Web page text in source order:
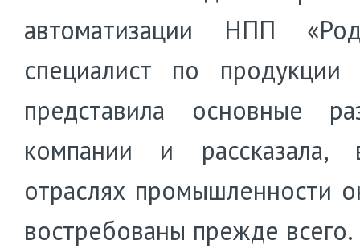
автоматизации НПП
специалист по продукции
представила основные
компании и рассказала,
отраслях промышленности
востребованы прежде всего.